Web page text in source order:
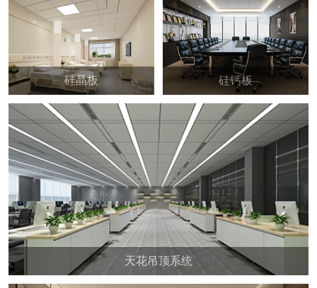
硅晶板 硅钙板
天花吊顶系统